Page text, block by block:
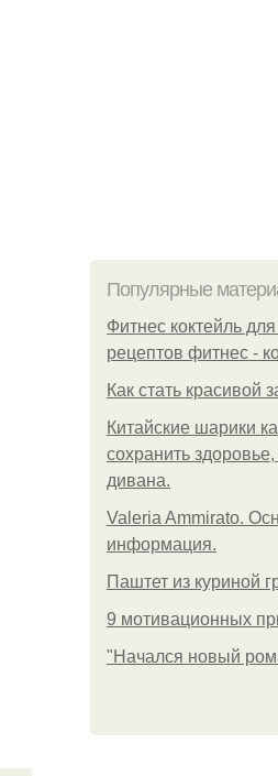
Популярные
Фитнес коктейль
рецептов фитнес -
Как стать красивой
Китайские шарики
сохранить
дивана.
Valeria Ammirato.
информация.
Паштет из куриной
9 мотивационных
"Начался новый